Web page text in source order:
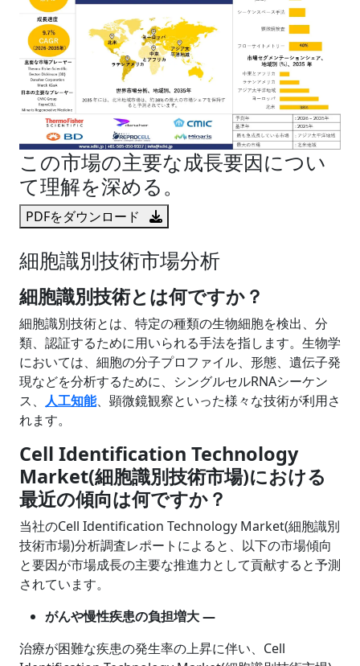
この市場の主要な成長要因につい
て理解を深める。
PDFをダウンロード
細胞識別技術市場分析
細胞識別技術とは何ですか？
細胞識別技術とは、特定の種類の生物細胞を検出、分
類、認証するために用いられる手法を指します。生物学
においては、細胞の分子プロファイル、形態、遺伝子発
現などを分析するために、シングルセルRNAシーケン
ス、 人工知能、顕微鏡観察といった様々な技術が利用さ
れます。
Cell Identification Technology
Market(細胞識別技術市場)における
最近の傾向は何ですか？
当社のCell Identification Technology Market(細胞識別
技術市場)分析調査レポートによると、以下の市場傾向
と要因が市場成長の主要な推進力として貢献すると予測
されています。
がんや慢性疾患の負担増大 ―
治療が困難な疾患の発生率の上昇に伴い、Cell